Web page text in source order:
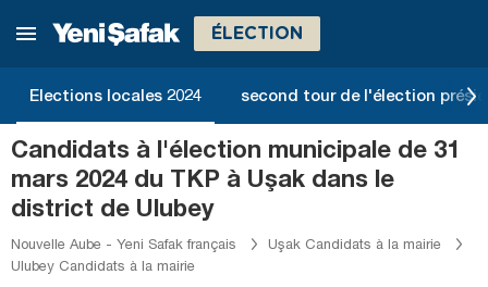
ÉLECTION
Elections locales 2024 second tour de l'élection
Candidats à l'élection municipale de 31
mars 2024 du TKP à Uşak dans le
district de Ulubey
Nouvelle Aube - Yeni Safak français
Uşak Candidats à la mairie
Ulubey Candidats à la mairie
Şanlıurfa
Sinop
Şırnak
Sivas
Tekirdağ
Tokat